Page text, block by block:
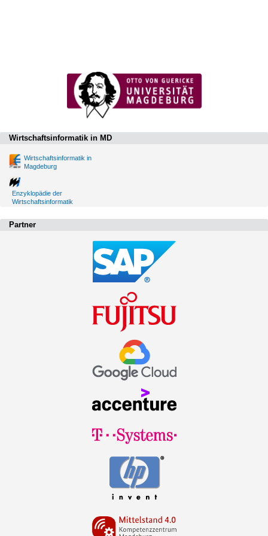
Wirtschaftsinformatik in MD
Wirtschaftsinformatik in
Magdeburg
Enzyklopädie der
Wirtschaftsinformatik
Partner